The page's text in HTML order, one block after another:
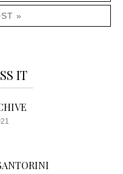
»
IT